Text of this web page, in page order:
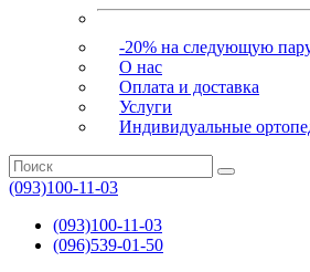
-20% на следующую
О нас
Оплата и доставка
Услуги
Индивидуальные
(093)100-11-03
(093)100-11-03
(096)539-01-50